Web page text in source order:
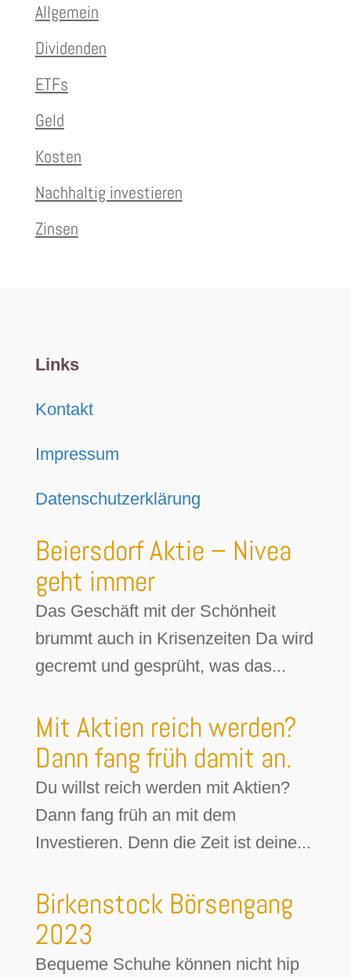
Allgemein
Dividenden
ETFs
Geld
Kosten
Nachhaltig investieren
Zinsen
Links
Kontakt
Impressum
Datenschutzerklärung
Beiersdorf Aktie – Nivea
geht immer
Das Geschäft mit der Schönheit
brummt auch in Krisenzeiten Da wird
gecremt und gesprüht, was das...
Mit Aktien reich werden?
Dann fang früh damit an.
Du willst reich werden mit Aktien?
Dann fang früh an mit dem
Investieren. Denn die Zeit ist deine...
Birkenstock Börsengang
2023
Bequeme Schuhe können nicht hip